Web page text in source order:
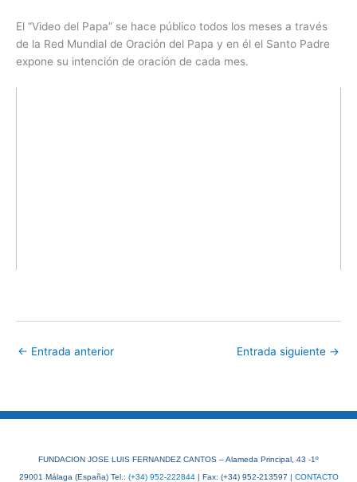
El “Video del Papa” se hace público todos los meses a través
de la Red Mundial de Oración del Papa y en él el Santo Padre
expone su intención de oración de cada mes.
← Entrada anterior Entrada siguiente →
FUNDACION JOSE LUIS FERNANDEZ CANTOS – Alameda Principal, 43 -1º
29001 Málaga (España) Tel.: (+34) 952-222844| Fax: (+34) 952-213597 | CONTACTO